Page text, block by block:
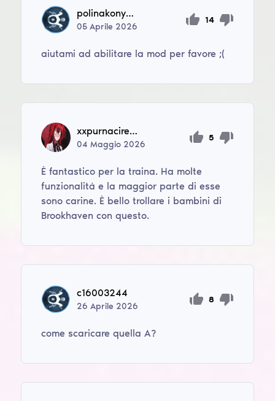
polinakonyseva21
05Aprile 2026
14
aiutami ad abilitare la mod per favore ;(
xxpurnacireiss
04Maggio 2026
5
È fantastico per la traina. Ha molte
funzionalità e la maggior parte di esse
sono carine. È bello trollare i bambini di
Brookhaven con questo.
c16003244
26Aprile 2026
8
come scaricare quella A?